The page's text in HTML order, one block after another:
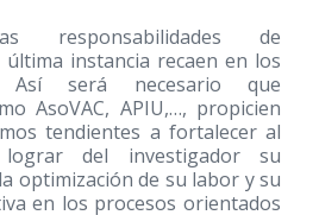
responsabilidades de
instancia recaen en los
Así será necesario que
AsoVAC, APIU,…, propicien
tendientes a fortalecer al
lograr del investigador su
optimización de su labor y su
en los procesos orientados